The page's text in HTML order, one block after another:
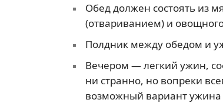
Обед должен состоять из
(отвариванием) и
Полдник между обедом и
Вечером — легкий ужин,
ни странно, но вопреки
возможный вариант